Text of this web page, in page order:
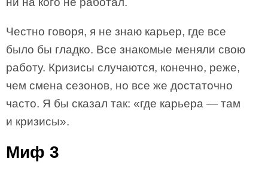
Честно говоря, я не знаю карьер, где все
было бы гладко. Все знакомые меняли свою
работу. Кризисы случаются, конечно, реже,
чем смена сезонов, но все же достаточно
часто. Я бы сказал так: «где карьера — там
и кризисы».
Миф 3